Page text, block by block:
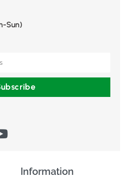
Sun)
Information